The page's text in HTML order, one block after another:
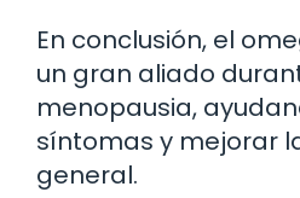
En conclusión, el
un gran aliado
menopausia,
síntomas y mejorar
general.